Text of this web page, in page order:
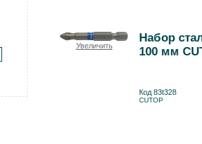
Увеличить
Набор
100 мм
Код 83t328
CUTOP